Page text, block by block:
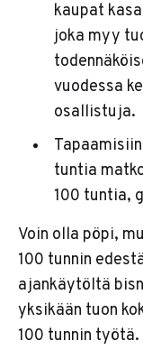
kaupat
joka myy
vuodessa
osallistuja.
tuntia
100 tuntia,
Voin olla pöpi,
100 tunnin
ajankäytöltä
yksikään tuon
100 tunnin